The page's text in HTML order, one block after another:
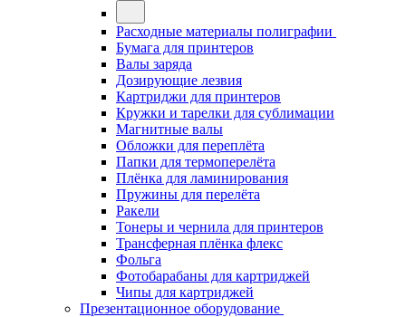
Расходные материалы полиграфии
Бумага для принтеров
Валы заряда
Дозирующие лезвия
Картриджи для принтеров
Кружки и тарелки для сублимации
Магнитные валы
Обложки для переплёта
Папки для термоперелёта
Плёнка для ламинирования
Пружины для перелёта
Ракели
Тонеры и чернила для принтеров
Трансферная плёнка флекс
Фольга
Фотобарабаны для картриджей
Чипы для картриджей
Презентационное оборудование